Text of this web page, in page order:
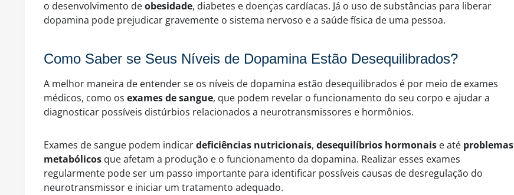
o desenvolvimento deobesidade, diabetes e doenças cardíacas. Já o uso de substâncias para liberar
dopamina pode prejudicar gravemente o sistema nervoso e a saúde física de uma pessoa.
Como Saber se Seus Níveis de Dopamina Estão Desequilibrados?
A melhor maneira de entender se os níveis de dopamina estão desequilibrados é por meio de exames
médicos, como os exames de sangue, que podem revelar o funcionamento do seu corpo e ajudar a
diagnosticar possíveis distúrbios relacionados a neurotransmissores e hormônios.
Exames de sangue podem indicardeficiências nutricionais, desequilíbrios hormonais e até problemas
metabólicos que afetam a produção e o funcionamento da dopamina. Realizar esses exames
regularmente pode ser um passo importante para identificar possíveis causas de desregulação do
neurotransmissor e iniciar um tratamento adequado.